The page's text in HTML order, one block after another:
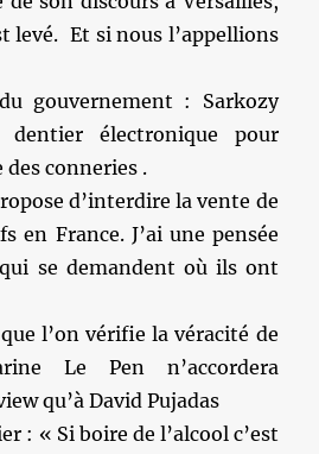
levé. Et si nous l’appellions
gouvernement : Sarkozy
électronique pour
des conneries .
d’interdire la vente de
en France. J’ai une pensée
se demandent où ils ont
l’on vérifie la véracité de
Le Pen n’accordera
qu’à David Pujadas
: « Si boire de l’alcool c’est